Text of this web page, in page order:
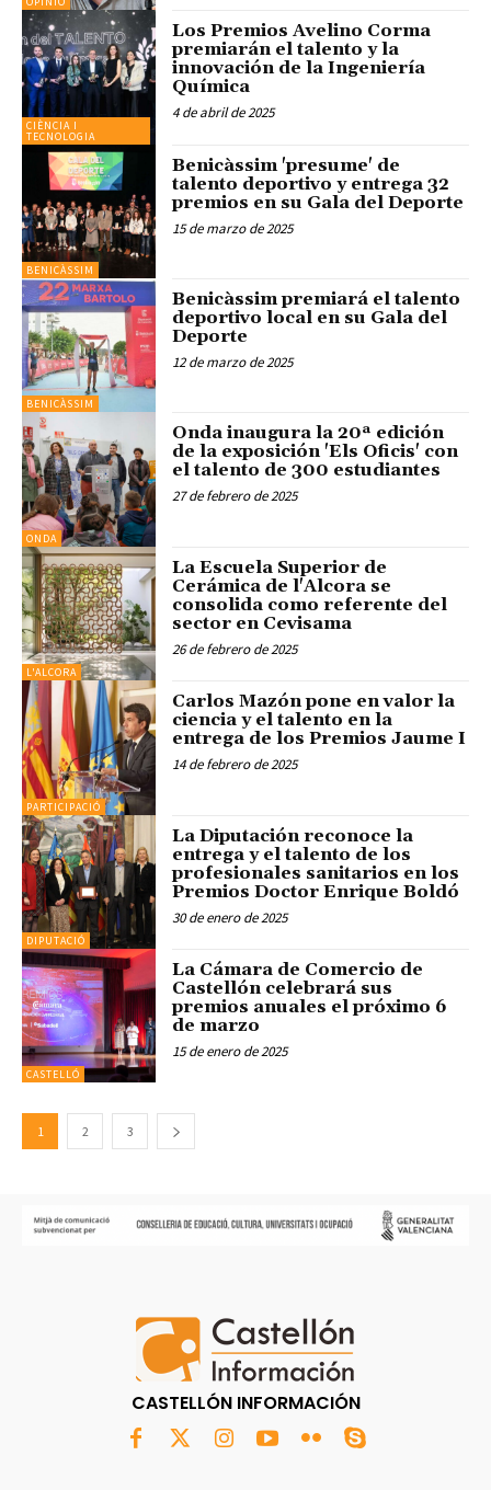
CIÈNCIA I
TECNOLOGIA
Los Premios Avelino Corma
premiarán el talento y la
innovación de la Ingeniería
Química
4 de abril de 2025
BENICÀSSIM
Benicàssim 'presume' de
talento deportivo y entrega 32
premios en su Gala del Deporte
15 de marzo de 2025
BENICÀSSIM
Benicàssim premiará el talento
deportivo local en su Gala del
Deporte
12 de marzo de 2025
ONDA
Onda inaugura la 20ª edición
de la exposición 'Els Oficis' con
el talento de 300 estudiantes
27 de febrero de 2025
L'ALCORA
La Escuela Superior de
Cerámica de l'Alcora se
consolida como referente del
sector en Cevisama
26 de febrero de 2025
PARTICIPACIÓ
Carlos Mazón pone en valor la
ciencia y el talento en la
entrega de los Premios Jaume I
14 de febrero de 2025
DIPUTACIÓ
La Diputación reconoce la
entrega y el talento de los
profesionales sanitarios en los
Premios Doctor Enrique Boldó
30 de enero de 2025
CASTELLÓ
La Cámara de Comercio de
Castellón celebrará sus
premios anuales el próximo 6
de marzo
15 de enero de 2025
1 2 3
CASTELLÓN INFORMACIÓN